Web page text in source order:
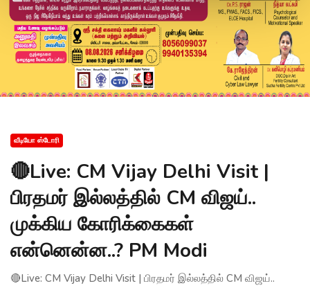
வீடியோ ஸ்டோரி
🔴Live: CM Vijay Delhi Visit |
பிரதமர் இல்லத்தில் CM விஜய்..
முக்கிய கோரிக்கைகள்
என்னென்ன..? PM Modi
🔴Live: CM Vijay Delhi Visit | பிரதமர் இல்லத்தில் CM விஜய்..